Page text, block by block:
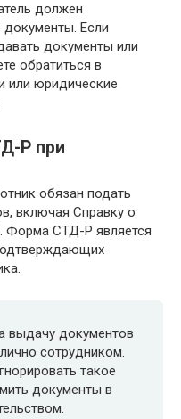
должен
Если
документы или
обратиться в
или юридические
Р при
обязан подать
включая Справку о
Форма СТД-Р является
выдачу документов
сотрудником.
такое
документы в